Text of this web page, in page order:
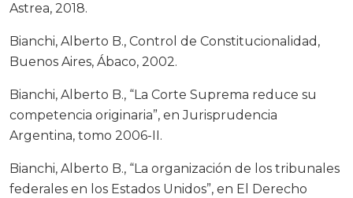
Astrea, 2018.
Bianchi, Alberto B., Control de Constitucionalidad,
Buenos Aires, Ábaco, 2002.
Bianchi, Alberto B., “La Corte Suprema reduce su
competencia originaria”, en Jurisprudencia
Argentina, tomo 2006-II.
Bianchi, Alberto B., “La organización de los tribunales
federales en los Estados Unidos”, en El Derecho